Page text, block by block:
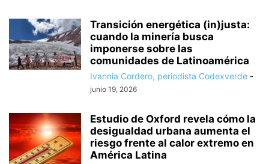
Transición energética (in)justa:
cuando la minería busca
imponerse sobre las
comunidades de Latinoamérica
Ivannia Cordero, periodista Codexverde -
junio 19, 2026
Estudio de Oxford revela cómo la
desigualdad urbana aumenta el
riesgo frente al calor extremo en
América Latina